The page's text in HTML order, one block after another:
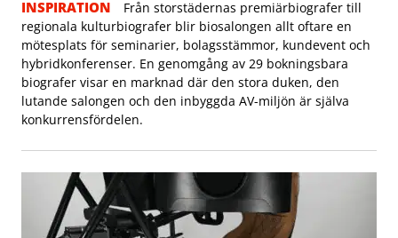
INSPIRATION
Från storstädernas premiärbiografer till
regionala kulturbiografer blir biosalongen allt oftare en
mötesplats för seminarier, bolagsstämmor, kundevent och
hybridkonferenser. En genomgång av 29 bokningsbara
biografer visar en marknad där den stora duken, den
lutande salongen och den inbyggda AV-miljön är själva
konkurrensfördelen.